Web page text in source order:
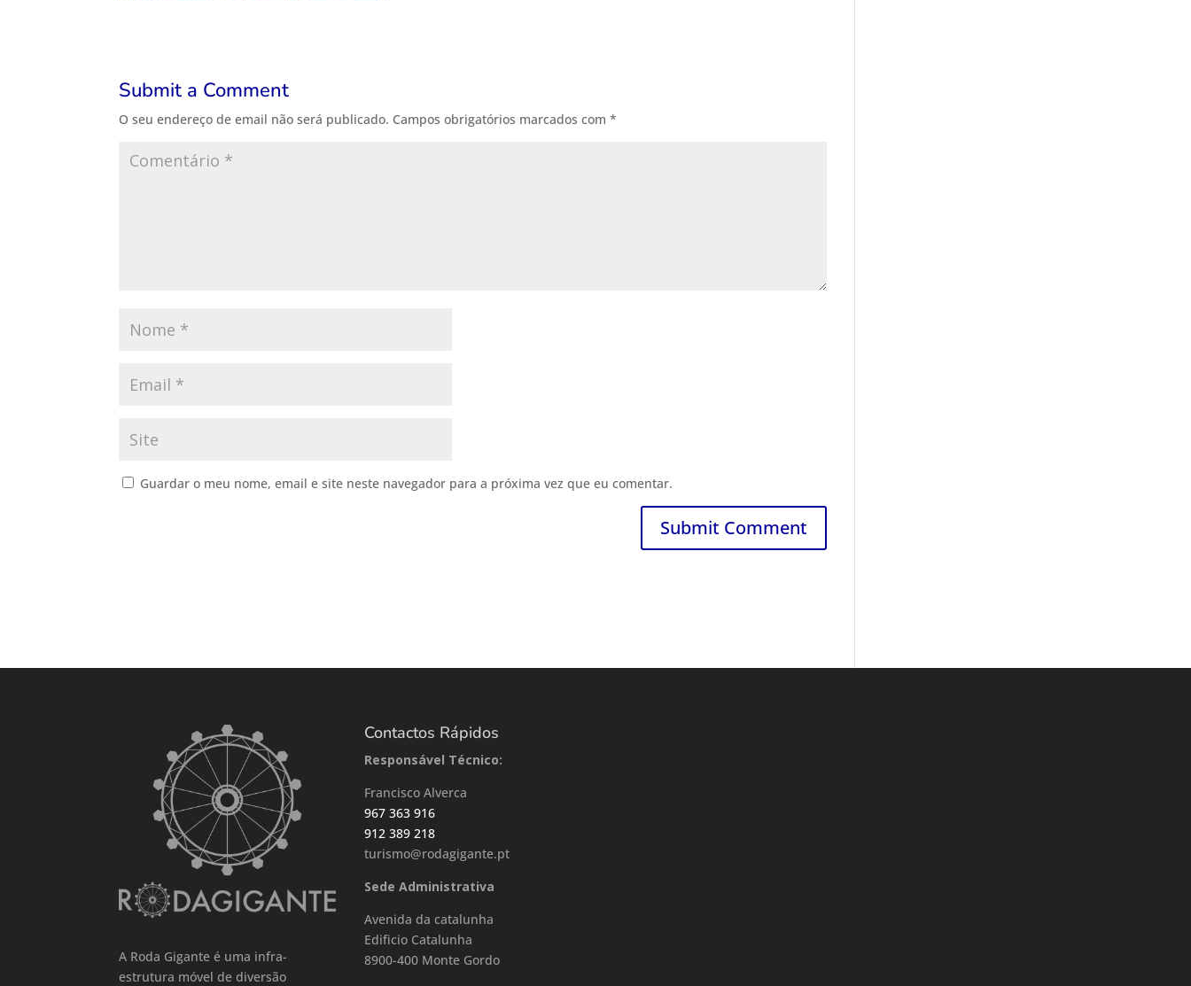
Submit a Comment
O seu endereço de email não será publicado. Campos obrigatórios marcados com*
Guardar o meu nome, email e site neste navegador para a próxima vez que eu comentar.
A Roda Gigante é uma infra-
estrutura móvel de diversão
Contactos Rápidos
Responsável Técnico:
Francisco Alverca
967 363 916
912 389 218
turismo@rodagigante.pt
Sede Administrativa
Avenida da catalunha
Edificio Catalunha
8900-400 Monte Gordo